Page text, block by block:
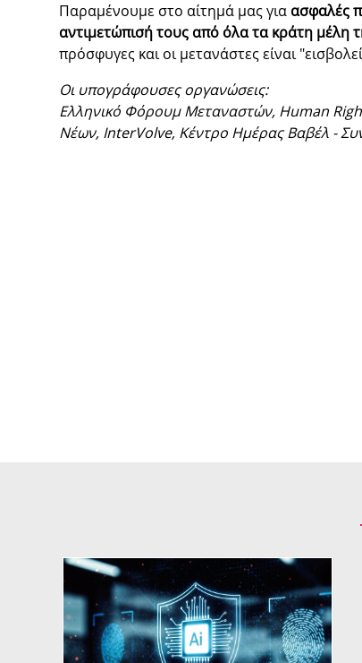
Παραμένουμε στο αίτημά μας γιαασφαλές
αντιμετώπισή τους από όλα τα κράτη μέλη
πρόσφυγες και οι μετανάστες είναι
Οι υπογράφουσες οργανώσεις:
Ελληνικό Φόρουμ Μεταναστών, Human
Νέων, InterVolve, Κέντρο Ημέρας Βαβέλ -